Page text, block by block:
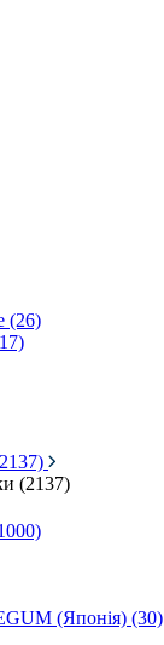
(26)
(2137)
(Японія) (30)